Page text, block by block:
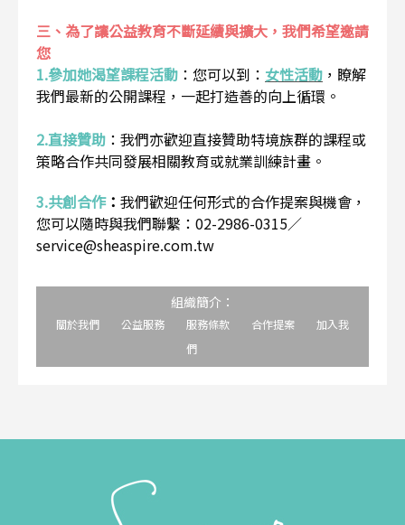
三、為了讓公益教育不斷延續與擴大，我們希望邀請
您
1.參加她渴望課程活動 ： 您可以到： 女性活動 ，瞭解
我們最新的公開課程，一起打造善的向上循環。
2.直接贊助 ： 我們亦歡迎直接贊助特境族群的課程或
策略合作共同發展相關教育或就業訓練計畫。
3.共創合作： 我們歡迎任何形式的合作提案與機會，
您可以隨時與我們聯繫：02-2986-0315／
service@sheaspire.com.tw
組織簡介：
關於我們 公益服務 服務條款 合作提案
加入我
們